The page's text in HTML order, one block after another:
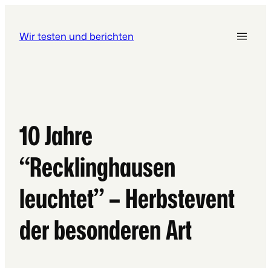
Wir testen und berichten
10 Jahre
“Recklinghausen
leuchtet” – Herbstevent
der besonderen Art